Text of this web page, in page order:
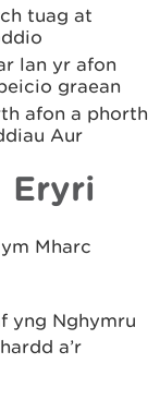
tuag at
lan yr afon
graean
afon a phorth
Aur
Eryri
Mharc
yng Nghymru
a’r